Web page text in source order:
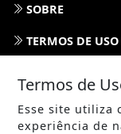
SOBRE
TERMOS DE
CONTATO
Termos de
Esse site utiliza
experiência de